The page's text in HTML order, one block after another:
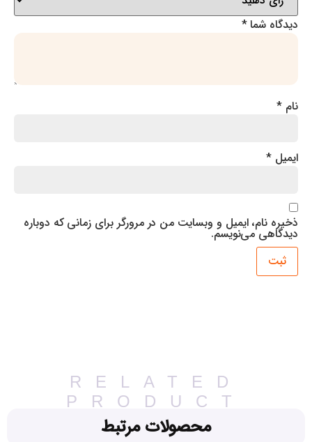
شما*
ایمیل و وبسایت من در مرورگر برای زمانی که دوباره
می‌نویسم.
RELATED
PRODUCT
محصولات مرتبط